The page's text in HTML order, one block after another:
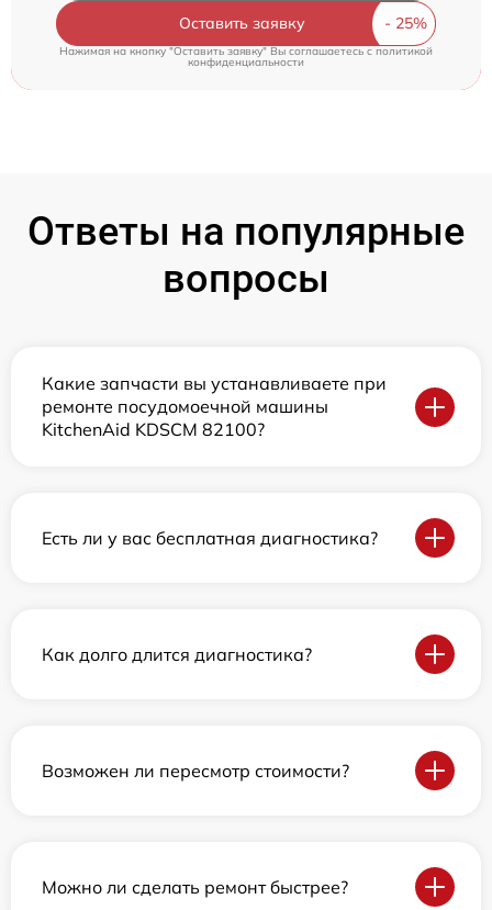
Оставить заявку
Нажимая на кнопку "Оставить заявку" Вы соглашаетесь cполитикой
конфиденциальности
Ответы на популярные
вопросы
Какие запчасти вы устанавливаете при
ремонте посудомоечной машины
KitchenAid KDSCM 82100?
Есть ли у вас бесплатная диагностика?
Как долго длится диагностика?
Возможен ли пересмотр стоимости?
Можно ли сделать ремонт быстрее?